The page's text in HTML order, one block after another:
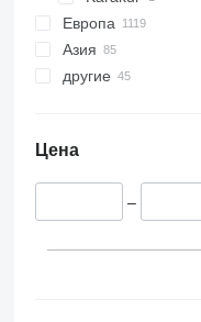
Европа
Польша
Нидерланды
Испания
Румыния
Азия
Китай
Турция
Казахстан
другие
Цена
–